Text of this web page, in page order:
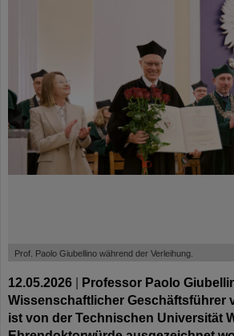
Prof. Paolo Giubellino während der Verleihung.
12.05.2026 | Professor Paolo
Wissenschaftlicher Geschäftsführer
ist von der Technischen Universität